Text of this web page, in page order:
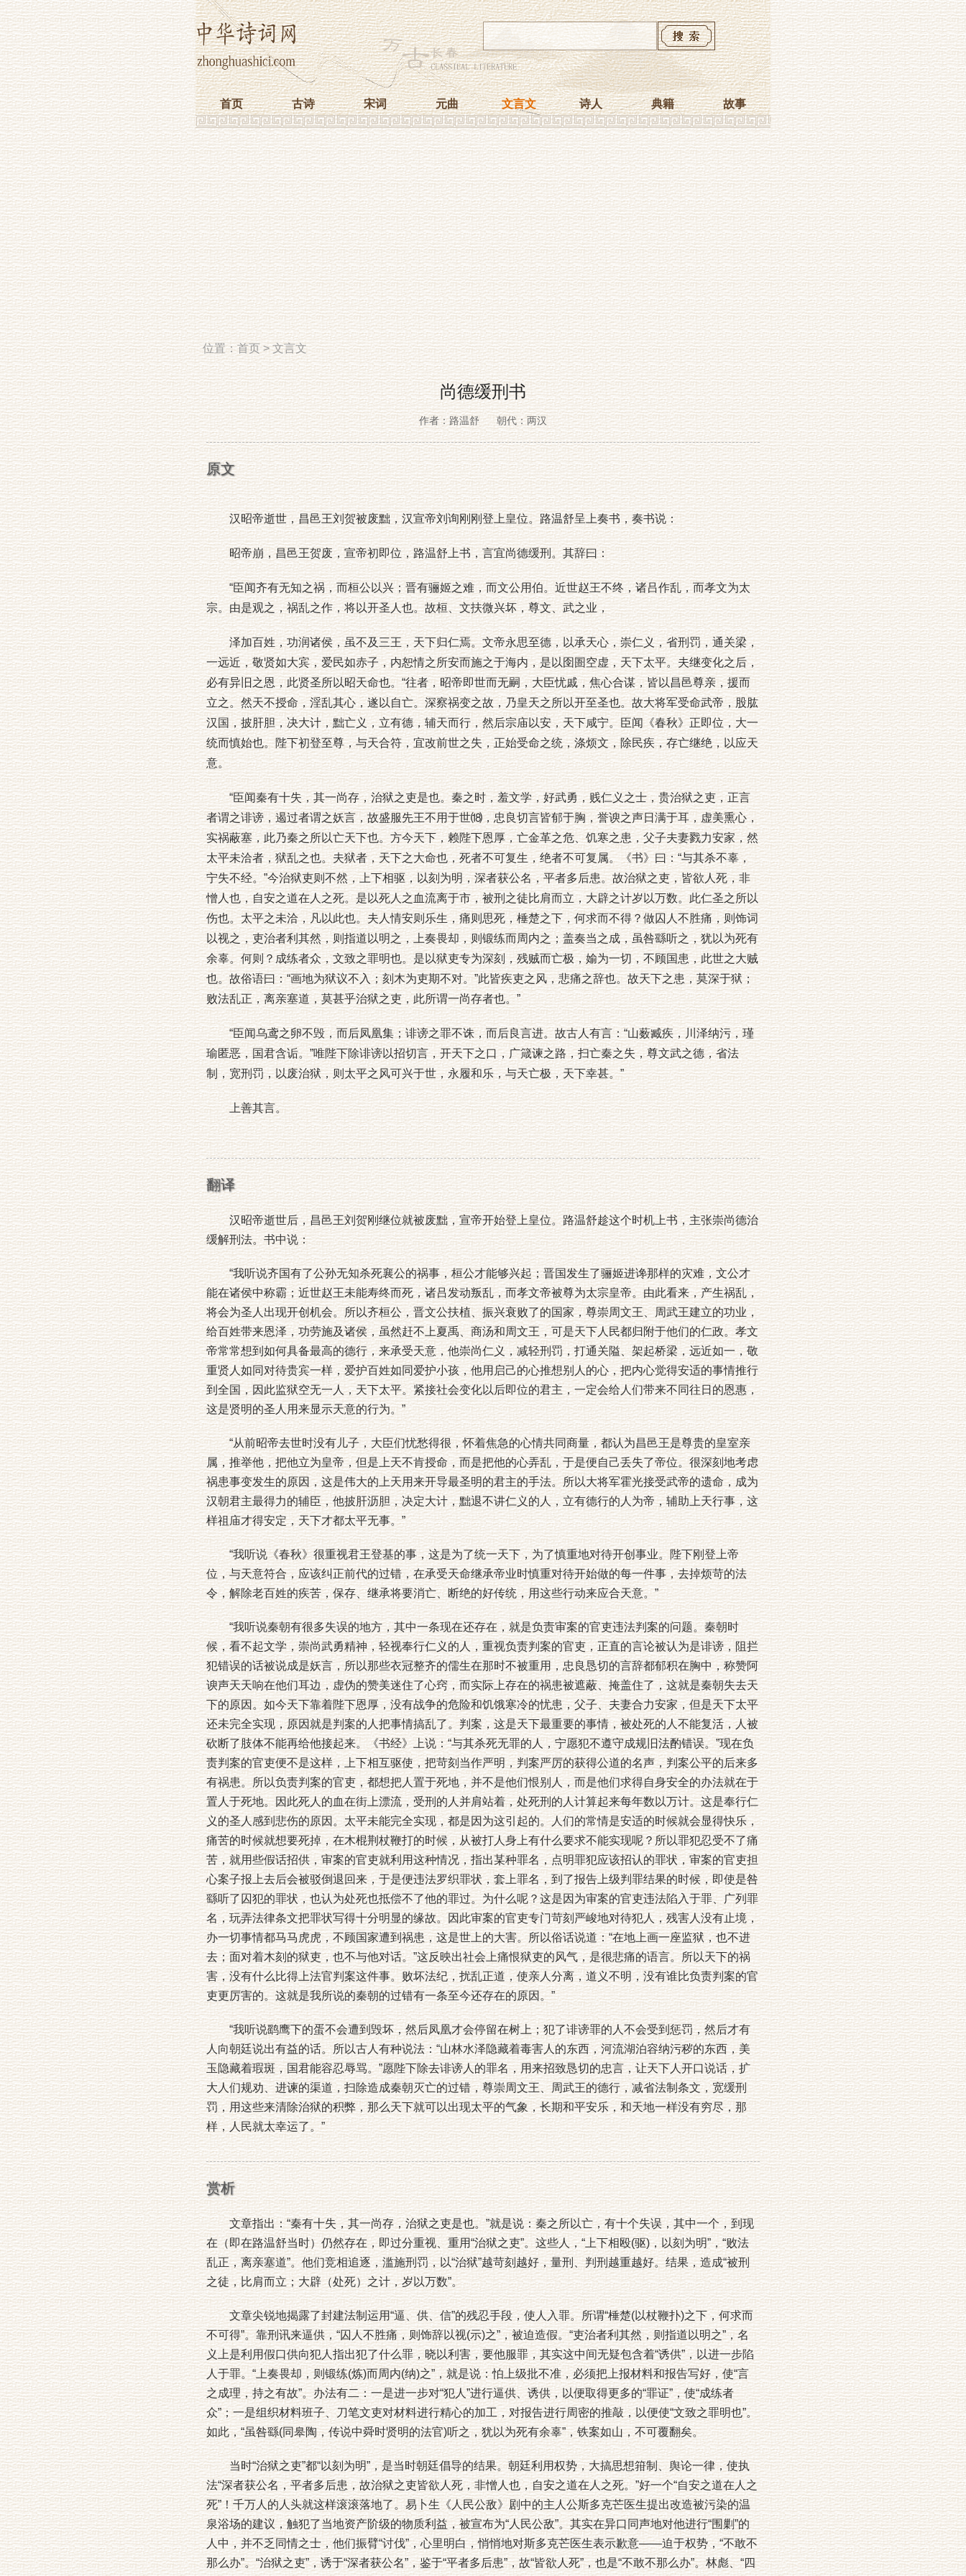
首页 古诗 宋词 元曲 文言文 诗人 典籍 故事
位置：首页>文言文
尚德缓刑书
作者：路温舒 朝代：两汉
原文
汉昭帝逝世，昌邑王刘贺被废黜，汉宣帝刘询刚刚登上皇位。路温舒呈上奏书，奏书说：
昭帝崩，昌邑王贺废，宣帝初即位，路温舒上书，言宜尚德缓刑。其辞曰：
“臣闻齐有无知之祸，而桓公以兴；晋有骊姬之难，而文公用伯。近世赵王不终，诸吕作乱，而孝文为太
宗。由是观之，祸乱之作，将以开圣人也。故桓、文扶微兴坏，尊文、武之业，
泽加百姓，功润诸侯，虽不及三王，天下归仁焉。文帝永思至德，以承天心，崇仁义，省刑罚，通关梁，
一远近，敬贤如大宾，爱民如赤子，内恕情之所安而施之于海内，是以囹圄空虚，天下太平。夫继变化之后，
必有异旧之恩，此贤圣所以昭天命也。“往者，昭帝即世而无嗣，大臣忧戚，焦心合谋，皆以昌邑尊亲，援而
立之。然天不授命，淫乱其心，遂以自亡。深察祸变之故，乃皇天之所以开至圣也。故大将军受命武帝，股肱
汉国，披肝胆，决大计，黜亡义，立有德，辅天而行，然后宗庙以安，天下咸宁。臣闻《春秋》正即位，大一
统而慎始也。陛下初登至尊，与天合符，宜改前世之失，正始受命之统，涤烦文，除民疾，存亡继绝，以应天
意。
“臣闻秦有十失，其一尚存，治狱之吏是也。秦之时，羞文学，好武勇，贱仁义之士，贵治狱之吏，正言
者谓之诽谤，遏过者谓之妖言，故盛服先王不用于世⒅，忠良切言皆郁于胸，誉谀之声日满于耳，虚美熏心，
实祸蔽塞，此乃秦之所以亡天下也。方今天下，赖陛下恩厚，亡金革之危、饥寒之患，父子夫妻戮力安家，然
太平未洽者，狱乱之也。夫狱者，天下之大命也，死者不可复生，绝者不可复属。《书》曰：“与其杀不辜，
宁失不经。”今治狱吏则不然，上下相驱，以刻为明，深者获公名，平者多后患。故治狱之吏，皆欲人死，非
憎人也，自安之道在人之死。是以死人之血流离于市，被刑之徒比肩而立，大辟之计岁以万数。此仁圣之所以
伤也。太平之未洽，凡以此也。夫人情安则乐生，痛则思死，棰楚之下，何求而不得？做囚人不胜痛，则饰词
以视之，吏治者利其然，则指道以明之，上奏畏却，则锻练而周内之；盖奏当之成，虽咎繇听之，犹以为死有
余辜。何则？成练者众，文致之罪明也。是以狱吏专为深刻，残贼而亡极，媮为一切，不顾国患，此世之大贼
也。故俗语曰：“画地为狱议不入；刻木为吏期不对。”此皆疾吏之风，悲痛之辞也。故天下之患，莫深于狱；
败法乱正，离亲塞道，莫甚乎治狱之吏，此所谓一尚存者也。”
“臣闻乌鸢之卵不毁，而后凤凰集；诽谤之罪不诛，而后良言进。故古人有言：“山薮臧疾，川泽纳污，瑾
瑜匿恶，国君含诟。”唯陛下除诽谤以招切言，开天下之口，广箴谏之路，扫亡秦之失，尊文武之德，省法
制，宽刑罚，以废治狱，则太平之风可兴于世，永履和乐，与天亡极，天下幸甚。”
上善其言。
翻译
汉昭帝逝世后，昌邑王刘贺刚继位就被废黜，宣帝开始登上皇位。路温舒趁这个时机上书，主张崇尚德治
缓解刑法。书中说：
“我听说齐国有了公孙无知杀死襄公的祸事，桓公才能够兴起；晋国发生了骊姬进谗那样的灾难，文公才
能在诸侯中称霸；近世赵王未能寿终而死，诸吕发动叛乱，而孝文帝被尊为太宗皇帝。由此看来，产生祸乱，
将会为圣人出现开创机会。所以齐桓公，晋文公扶植、振兴衰败了的国家，尊崇周文王、周武王建立的功业，
给百姓带来恩泽，功劳施及诸侯，虽然赶不上夏禹、商汤和周文王，可是天下人民都归附于他们的仁政。孝文
帝常常想到如何具备最高的德行，来承受天意，他崇尚仁义，减轻刑罚，打通关隘、架起桥梁，远近如一，敬
重贤人如同对待贵宾一样，爱护百姓如同爱护小孩，他用启己的心推想别人的心，把内心觉得安适的事情推行
到全国，因此监狱空无一人，天下太平。紧接社会变化以后即位的君主，一定会给人们带来不同往日的恩惠，
这是贤明的圣人用来显示天意的行为。”
“从前昭帝去世时没有儿子，大臣们忧愁得很，怀着焦急的心情共同商量，都认为昌邑王是尊贵的皇室亲
属，推举他，把他立为皇帝，但是上天不肯授命，而是把他的心弄乱，于是便自己丢失了帝位。很深刻地考虑
祸患事变发生的原因，这是伟大的上天用来开导最圣明的君主的手法。所以大将军霍光接受武帝的遗命，成为
汉朝君主最得力的辅臣，他披肝沥胆，决定大计，黜退不讲仁义的人，立有德行的人为帝，辅助上天行事，这
样祖庙才得安定，天下才都太平无事。”
“我听说《春秋》很重视君王登基的事，这是为了统一天下，为了慎重地对待开创事业。陛下刚登上帝
位，与天意符合，应该纠正前代的过错，在承受天命继承帝业时慎重对待开始做的每一件事，去掉烦苛的法
令，解除老百姓的疾苦，保存、继承将要消亡、断绝的好传统，用这些行动来应合天意。”
“我听说秦朝有很多失误的地方，其中一条现在还存在，就是负责审案的官吏违法判案的问题。秦朝时
候，看不起文学，崇尚武勇精神，轻视奉行仁义的人，重视负责判案的官吏，正直的言论被认为是诽谤，阻拦
犯错误的话被说成是妖言，所以那些衣冠整齐的儒生在那时不被重用，忠良恳切的言辞都郁积在胸中，称赞阿
谀声天天响在他们耳边，虚伪的赞美迷住了心窍，而实际上存在的祸患被遮蔽、掩盖住了，这就是秦朝失去天
下的原因。如今天下靠着陛下恩厚，没有战争的危险和饥饿寒冷的忧患，父子、夫妻合力安家，但是天下太平
还未完全实现，原因就是判案的人把事情搞乱了。判案，这是天下最重要的事情，被处死的人不能复活，人被
砍断了肢体不能再给他接起来。《书经》上说：“与其杀死无罪的人，宁愿犯不遵守成规旧法酌错误。”现在负
责判案的官吏便不是这样，上下相互驱使，把苛刻当作严明，判案严厉的获得公道的名声，判案公平的后来多
有祸患。所以负责判案的官吏，都想把人置于死地，并不是他们恨别人，而是他们求得自身安全的办法就在于
置人于死地。因此死人的血在街上漂流，受刑的人并肩站着，处死刑的人计算起来每年数以万计。这是奉行仁
义的圣人感到悲伤的原因。太平未能完全实现，都是因为这引起的。人们的常情是安适的时候就会显得快乐，
痛苦的时候就想要死掉，在木棍荆杖鞭打的时候，从被打人身上有什么要求不能实现呢？所以罪犯忍受不了痛
苦，就用些假话招供，审案的官吏就利用这种情况，指出某种罪名，点明罪犯应该招认的罪状，审案的官吏担
心案子报上去后会被驳倒退回来，于是便违法罗织罪状，套上罪名，到了报告上级判罪结果的时候，即使是咎
繇听了囚犯的罪状，也认为处死也抵偿不了他的罪过。为什么呢？这是因为审案的官吏违法陷入于罪、广列罪
名，玩弄法律条文把罪状写得十分明显的缘故。因此审案的官吏专门苛刻严峻地对待犯人，残害人没有止境，
办一切事情都马马虎虎，不顾国家遭到祸患，这是世上的大害。所以俗话说道：“在地上画一座监狱，也不进
去；面对着木刻的狱吏，也不与他对话。”这反映出社会上痛恨狱吏的风气，是很悲痛的语言。所以天下的祸
害，没有什么比得上法官判案这件事。败坏法纪，扰乱正道，使亲人分离，道义不明，没有谁比负责判案的官
吏更厉害的。这就是我所说的秦朝的过错有一条至今还存在的原因。”
“我听说鹞鹰下的蛋不会遭到毁坏，然后凤凰才会停留在树上；犯了诽谤罪的人不会受到惩罚，然后才有
人向朝廷说出有益的话。所以古人有种说法：“山林水泽隐藏着毒害人的东西，河流湖泊容纳污秽的东西，美
玉隐藏着瑕斑，国君能容忍辱骂。”愿陛下除去诽谤人的罪名，用来招致恳切的忠言，让天下人开口说话，扩
大人们规劝、进谏的渠道，扫除造成秦朝灭亡的过错，尊崇周文王、周武王的德行，减省法制条文，宽缓刑
罚，用这些来清除治狱的积弊，那么天下就可以出现太平的气象，长期和平安乐，和天地一样没有穷尽，那
样，人民就太幸运了。”
赏析
文章指出：“秦有十失，其一尚存，治狱之吏是也。”就是说：秦之所以亡，有十个失误，其中一个，到现
在（即在路温舒当时）仍然存在，即过分重视、重用“治狱之吏”。这些人，“上下相殴(驱)，以刻为明”，“败法
乱正，离亲塞道”。他们竞相追逐，滥施刑罚，以“治狱”越苛刻越好，量刑、判刑越重越好。结果，造成“被刑
之徒，比肩而立；大辟（处死）之计，岁以万数”。
文章尖锐地揭露了封建法制运用“逼、供、信”的残忍手段，使人入罪。所谓“棰楚(以杖鞭扑)之下，何求而
不可得”。靠刑讯来逼供，“囚人不胜痛，则饰辞以视(示)之”，被迫造假。“吏治者利其然，则指道以明之”，名
义上是利用假口供向犯人指出犯了什么罪，晓以利害，要他服罪，其实这中间无疑包含着“诱供”，以进一步陷
人于罪。“上奏畏却，则锻练(炼)而周内(纳)之”，就是说：怕上级批不准，必须把上报材料和报告写好，使“言
之成理，持之有故”。办法有二：一是进一步对“犯人”进行逼供、诱供，以便取得更多的“罪证”，使“成练者
众”；一是组织材料班子、刀笔文吏对材料进行精心的加工，对报告进行周密的推敲，以便使“文致之罪明也”。
如此，“虽咎繇(同皋陶，传说中舜时贤明的法官)听之，犹以为死有余辜”，铁案如山，不可覆翻矣。
当时“治狱之吏”都“以刻为明”，是当时朝廷倡导的结果。朝廷利用权势，大搞思想箝制、舆论一律，使执
法“深者获公名，平者多后患，故治狱之吏皆欲人死，非憎人也，自安之道在人之死。”好一个“自安之道在人之
死”！千万人的人头就这样滚滚落地了。易卜生《人民公敌》剧中的主人公斯多克芒医生提出改造被污染的温
泉浴场的建议，触犯了当地资产阶级的物质利益，被宣布为“人民公敌”。其实在异口同声地对他进行“围剿”的
人中，并不乏同情之士，他们振臂“讨伐”，心里明白，悄悄地对斯多克芒医生表示歉意——迫于权势，“不敢不
那么办”。“治狱之吏”，诱于“深者获公名”，鉴于“平者多后患”，故“皆欲人死”，也是“不敢不那么办”。林彪、“四